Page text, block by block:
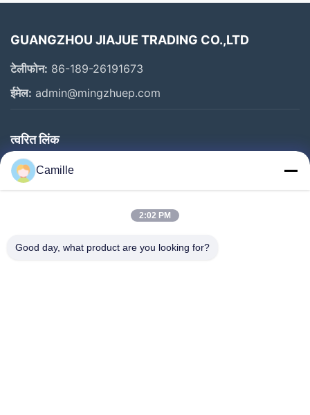
GUANGZHOU JIAJUE TRADING CO.,LTD
टेलीफोन: 86-189-26191673
ईमेल: admin@mingzhuep.com
त्वरित लिंक
घर
उत्पाद
कारखाने का दौरा
Camille
2:02 PM
Good day, what product are you looking for?